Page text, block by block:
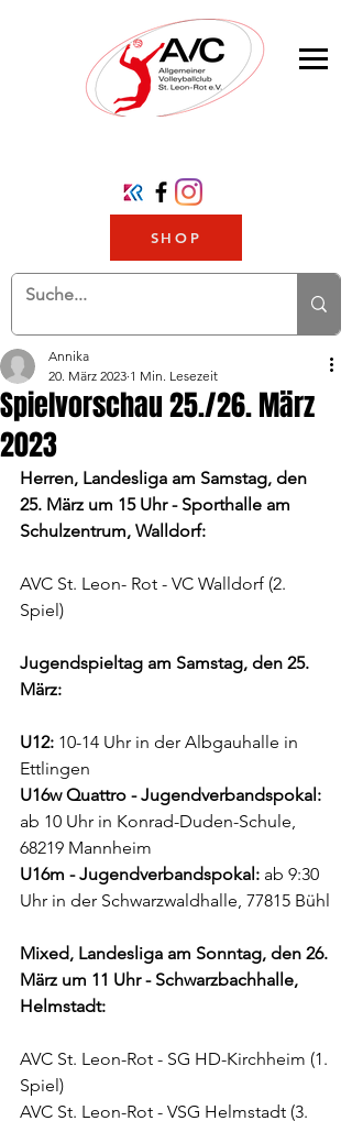
SHOP
Spielvorschau 25./26. März
2023
Annika
20. März 2023 1 Min. Lesezeit
Herren, Landesliga am Samstag, den
25. März um 15 Uhr - Sporthalle am
Schulzentrum, Walldorf:
AVC St. Leon- Rot - VC Walldorf (2.
Spiel)
Jugendspieltag am Samstag, den 25.
März:
U12: 10-14 Uhr in der Albgauhalle in
Ettlingen
U16w Quattro - Jugendverbandspokal:
ab 10 Uhr in Konrad-Duden-Schule,
68219 Mannheim
U16m - Jugendverbandspokal: ab 9:30
Uhr in der Schwarzwaldhalle, 77815 Bühl
Mixed, Landesliga am Sonntag, den 26.
März um 11 Uhr - Schwarzbachhalle,
Helmstadt:
AVC St. Leon-Rot - SG HD-Kirchheim (1.
Spiel)
AVC St. Leon-Rot - VSG Helmstadt (3.